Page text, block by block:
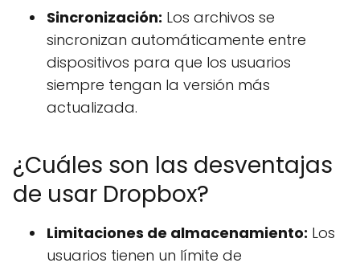
Sincronización: Los archivos se
sincronizan automáticamente entre
dispositivos para que los usuarios
siempre tengan la versión más
actualizada.
¿Cuáles son las desventajas
de usar Dropbox?
Limitaciones de almacenamiento: Los
usuarios tienen un límite de